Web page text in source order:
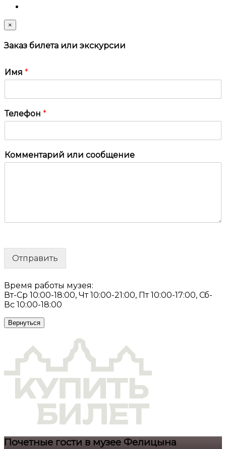
×
Заказ билета или экскурсии
Имя *
Телефон *
Комментарий или сообщение
Отправить
Время работы музея:
Вт-Ср 10:00-18:00, Чт 10:00-21:00, Пт 10:00-17:00, Сб-
Вс 10:00-18:00
Вернуться
Почетные гости в музее Фелицына